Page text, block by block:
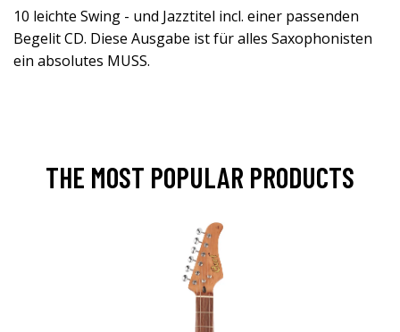
10 leichte Swing - und Jazztitel incl. einer passenden
Begelit CD. Diese Ausgabe ist für alles Saxophonisten
ein absolutes MUSS.
THE MOST POPULAR PRODUCTS